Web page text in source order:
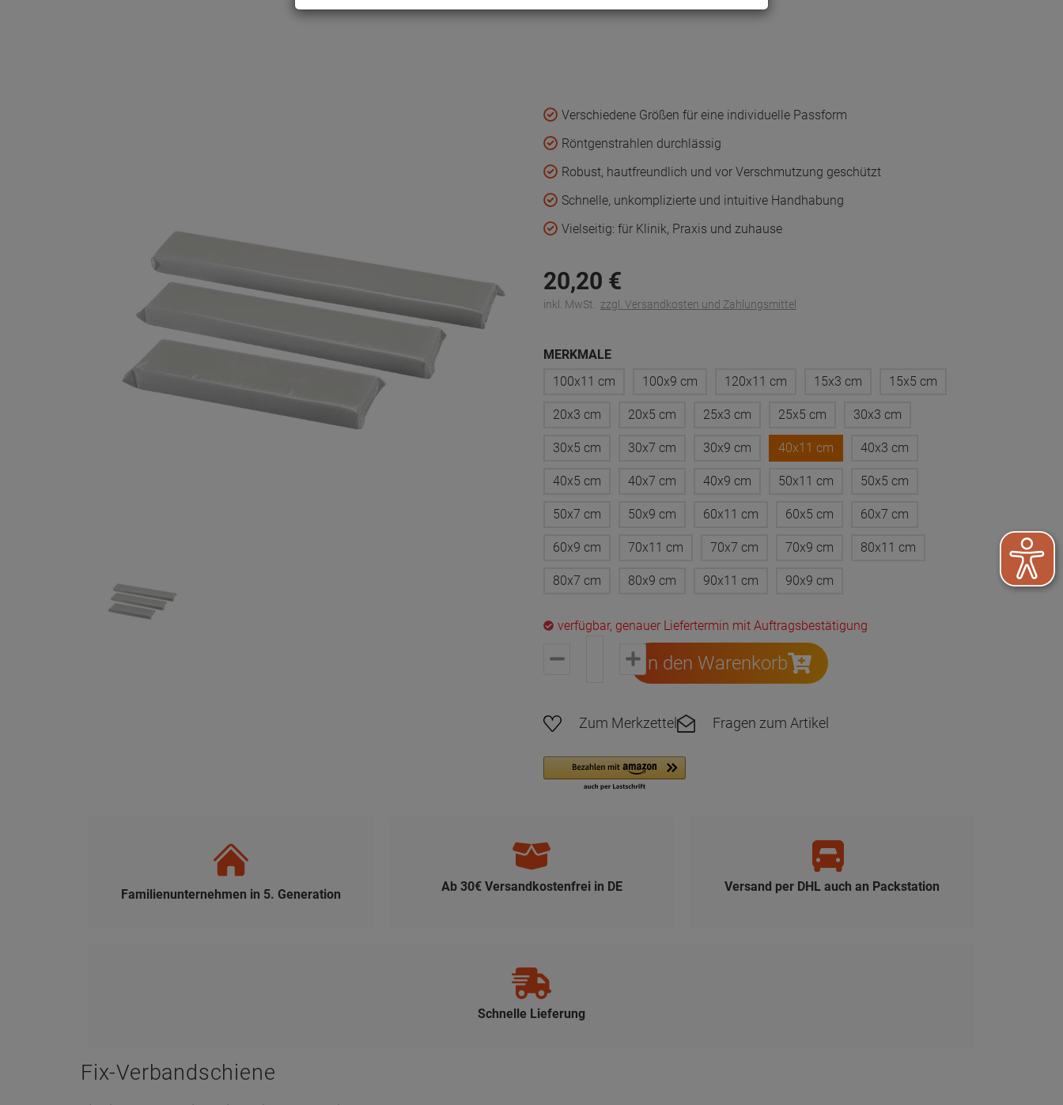
Verschiedene Größen für eine individuelle Passform
Röntgenstrahlen durchlässig
Robust, hautfreundlich und vor Verschmutzung geschützt
Schnelle, unkomplizierte und intuitive Handhabung
Vielseitig: für Klinik, Praxis und zuhause
20,20 €
inkl. MwSt. zzgl. Versandkosten und Zahlungsmittel
MERKMALE
100x11 cm
100x9 cm 120x11 cm 15x3 cm 15x5 cm
20x3 cm 20x5 cm 25x3 cm 25x5 cm 30x3 cm
30x5 cm 30x7 cm 30x9 cm 40x11 cm 40x3 cm
40x5 cm 40x7 cm 40x9 cm 50x11 cm 50x5 cm
50x7 cm 50x9 cm 60x11 cm 60x5 cm 60x7 cm
60x9 cm 70x11 cm 70x7 cm 70x9 cm 80x11 cm
80x7 cm 80x9 cm 90x11 cm 90x9 cm
verfügbar, genauer Liefertermin mit Auftragsbestätigung
In den Warenkorb
Zum Merkzettel Fragen zum Artikel
Familienunternehmen in 5. Generation
Ab 30€ Versandkostenfrei in DE Versand per DHL auch an Packstation
Schnelle Lieferung
Fix-Verbandschiene